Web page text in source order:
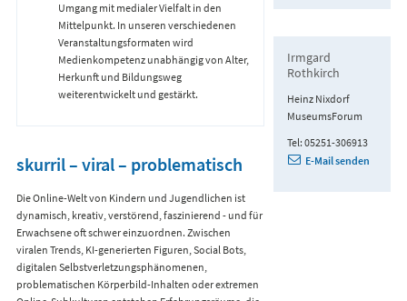
Umgang mit medialer Vielfalt in den
Mittelpunkt. In unseren verschiedenen
Veranstaltungsformaten wird
Medienkompetenz unabhängig von Alter,
Herkunft und Bildungsweg
weiterentwickelt und gestärkt.
skurril – viral – problematisch
Die Online-Welt von Kindern und Jugendlichen ist
dynamisch, kreativ, verstörend, faszinierend - und für
Erwachsene oft schwer einzuordnen. Zwischen
viralen Trends, KI-generierten Figuren, Social Bots,
digitalen Selbstverletzungsphänomenen,
problematischen Körperbild-Inhalten oder extremen
Irmgard
Rothkirch
Heinz Nixdorf
MuseumsForum
Tel: 05251-306913
E-Mail senden